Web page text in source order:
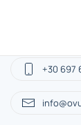
+30 697